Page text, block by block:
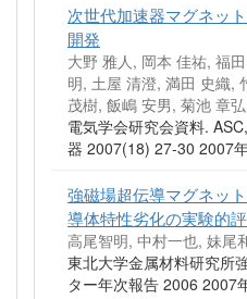
次世代加速器マグネッ
開発
大野 雅人, 岡本 佳祐, 福
明, 土屋 清澄, 満田 史織,
茂樹, 飯嶋 安男, 菊池 章
電気学会研究会資料.
器 2007(18) 27-30 2007
強磁場超伝導マグネッ
導体特性劣化の実験的
高尾智明, 中村一也, 妹尾
東北大学金属材料研究所
ター年次報告 2006 2007